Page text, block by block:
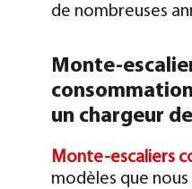
de nombreuses
Monte-
un chargeur
Monte-escaliers
modèles que